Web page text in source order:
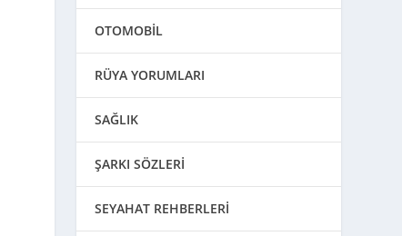
OTOMOBİL
RÜYA YORUMLARI
SAĞLIK
ŞARKI SÖZLERİ
SEYAHAT REHBERLERİ